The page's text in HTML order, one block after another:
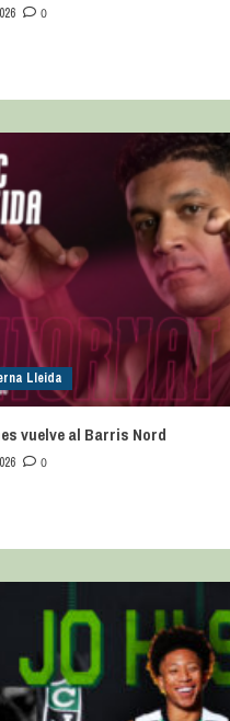
0
Lleida
vuelve al Barris Nord
0